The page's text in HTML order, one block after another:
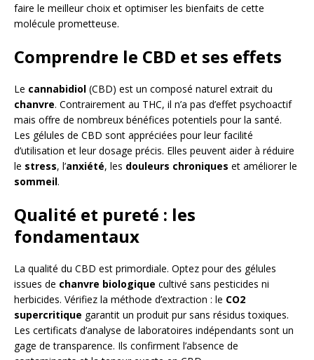
faire le meilleur choix et optimiser les bienfaits de cette
molécule prometteuse.
Comprendre le CBD et ses effets
Le cannabidiol (CBD) est un composé naturel extrait du
chanvre. Contrairement au THC, il n’a pas d’effet psychoactif
mais offre de nombreux bénéfices potentiels pour la santé.
Les gélules de CBD sont appréciées pour leur facilité
d’utilisation et leur dosage précis. Elles peuvent aider à réduire
le stress, l’anxiété, les douleurs chroniques et améliorer le
sommeil.
Qualité et pureté : les
fondamentaux
La qualité du CBD est primordiale. Optez pour des gélules
issues de chanvre biologique cultivé sans pesticides ni
herbicides. Vérifiez la méthode d’extraction : le CO2
supercritique garantit un produit pur sans résidus toxiques.
Les certificats d’analyse de laboratoires indépendants sont un
gage de transparence. Ils confirment l’absence de